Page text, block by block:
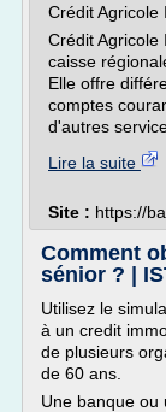
Crédit Agricole
Crédit Agricole
caisse
Elle offre
comptes
d'autres
Lire la suite
Site : https://
Comment
sénior ? |
Utilisez le
à un credit
de plusieurs
de 60 ans.
Une banque ou